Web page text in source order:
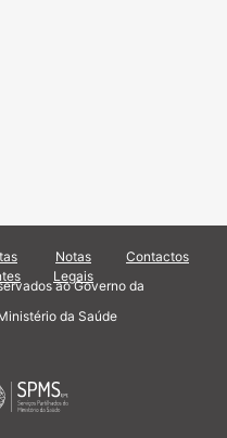
Notas
Legais
Contactos
ao Governo da
da Saúde